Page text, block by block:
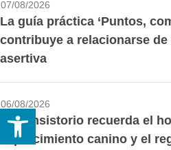
07/08/2026
La guía práctica ‘Puntos,
contribuye a relacionarse
asertiva
06/08/2026
El Consistorio recuerda el
esparcimiento canino y el
Abrir barra de